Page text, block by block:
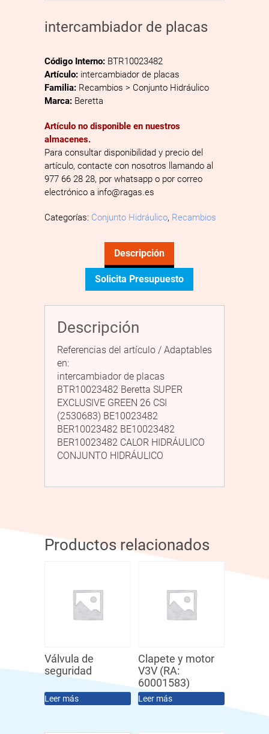
intercambiador de placas
Código Interno: BTR10023482
Artículo: intercambiador de placas
Familia: Recambios > Conjunto Hidráulico
Marca: Beretta
Artículo no disponible en nuestros
almacenes.
Para consultar disponibilidad y precio del
artículo, contacte con nosotros llamando al
977 66 28 28, por whatsapp o por correo
electrónico a info@ragas.es
Categorías: Conjunto Hidráulico, Recambios
Descripción
Solicita Presupuesto
Descripción
Referencias del artículo / Adaptables
en:
intercambiador de placas
BTR10023482 Beretta SUPER
EXCLUSIVE GREEN 26 CSI
(2530683) BE10023482
BER10023482 BE10023482
BER10023482 CALOR HIDRÁULICO
CONJUNTO HIDRÁULICO
Productos relacionados
Válvula de
seguridad
Leer más
Clapete y motor
V3V (RA:
60001583)
Leer más